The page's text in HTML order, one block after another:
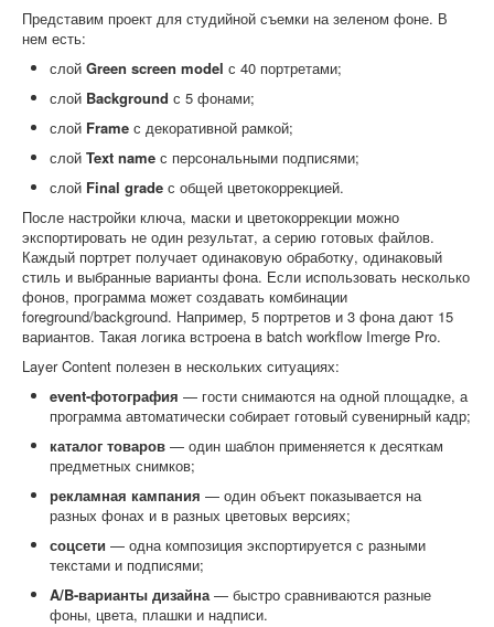
Представим проект для студийной съемки на зеленом фоне. В
нем есть:
слой Green screen model с 40 портретами;
слой Background с 5 фонами;
слой Frame с декоративной рамкой;
слой Text name с персональными подписями;
слой Final grade с общей цветокоррекцией.
После настройки ключа, маски и цветокоррекции можно
экспортировать не один результат, а серию готовых файлов.
Каждый портрет получает одинаковую обработку, одинаковый
стиль и выбранные варианты фона. Если использовать несколько
фонов, программа может создавать комбинации
foreground/background. Например, 5 портретов и 3 фона дают 15
вариантов. Такая логика встроена в batch workflow Imerge Pro.
Layer Content полезен в нескольких ситуациях:
event-фотография — гости снимаются на одной площадке, а
программа автоматически собирает готовый сувенирный кадр;
каталог товаров — один шаблон применяется к десяткам
предметных снимков;
рекламная кампания — один объект показывается на
разных фонах и в разных цветовых версиях;
соцсети — одна композиция экспортируется с разными
текстами и подписями;
A/B-варианты дизайна — быстро сравниваются разные
фоны, цвета, плашки и надписи.